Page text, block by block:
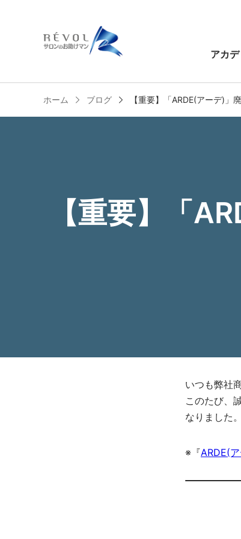
アカ
ホーム ブログ 【重要】「ARDE(アーデ)」
【重要】「
いつも弊社
このたび、
なりました。
※『ARDE(